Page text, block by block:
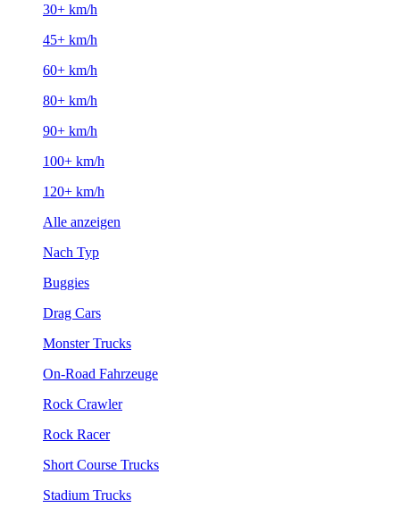
30+ km/h
45+ km/h
60+ km/h
80+ km/h
90+ km/h
100+ km/h
120+ km/h
Alle anzeigen
Nach Typ
Buggies
Drag Cars
Monster Trucks
On-Road Fahrzeuge
Rock Crawler
Rock Racer
Short Course Trucks
Stadium Trucks